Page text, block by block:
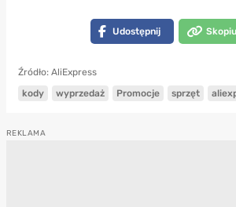
Udostępnij
Źródło: AliExpress
kody
wyprzedaż Promocje sprzęt